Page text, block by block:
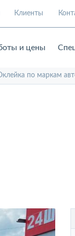
Клиенты
и цены
по маркам